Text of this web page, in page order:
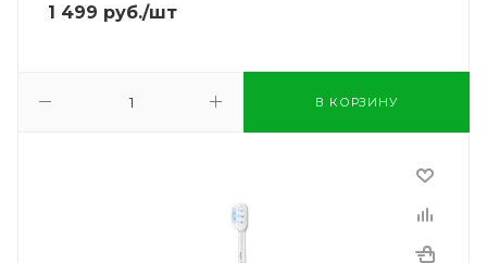
1 499 руб./шт
В КОРЗИНУ